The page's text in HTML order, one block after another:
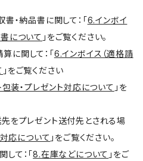
書・納品書に関して：「6.インボイ
について 」をご覧ください。
に関して：「6.インボイス（適格請
」をご覧ください
包装・プレゼント対応について 」を
先をプレゼント送付先とされる場
応について 」をご覧ください。
て：「8.在庫などについて 」をご